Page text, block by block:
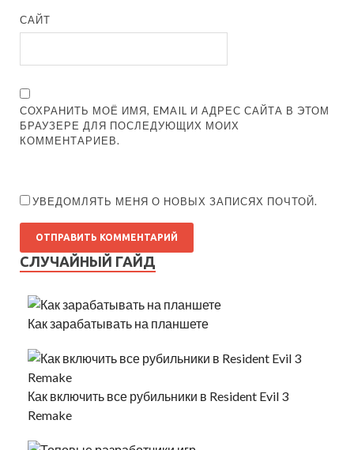
САЙТ
СОХРАНИТЬ МОЁ ИМЯ, EMAIL И АДРЕС САЙТА В ЭТОМ
БРАУЗЕРЕ ДЛЯ ПОСЛЕДУЮЩИХ МОИХ
КОММЕНТАРИЕВ.
УВЕДОМЛЯТЬ МЕНЯ О НОВЫХ ЗАПИСЯХ ПОЧТОЙ.
СЛУЧАЙНЫЙ ГАЙД
Как зарабатывать на планшете
Как включить все рубильники в Resident Evil 3
Remake